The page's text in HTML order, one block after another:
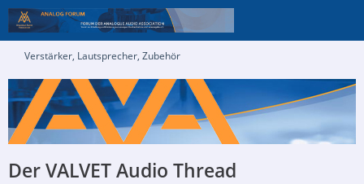
Verstärker, Lautsprecher, Zubehör
Der VALVET Audio Thread